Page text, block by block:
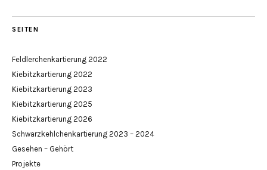
SEITEN
Feldlerchenkartierung 2022
Kiebitzkartierung 2022
Kiebitzkartierung 2023
Kiebitzkartierung 2025
Kiebitzkartierung 2026
Schwarzkehlchenkartierung 2023 – 2024
Gesehen – Gehört
Projekte